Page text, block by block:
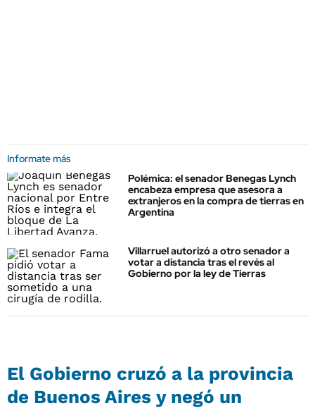
Informate más
Polémica: el senador Benegas Lynch
encabeza empresa que asesora a
extranjeros en la compra de tierras en
Argentina
Villarruel autorizó a otro senador a
votar a distancia tras el revés al
Gobierno por la ley de Tierras
El Gobierno cruzó a la provincia
de Buenos Aires y negó un